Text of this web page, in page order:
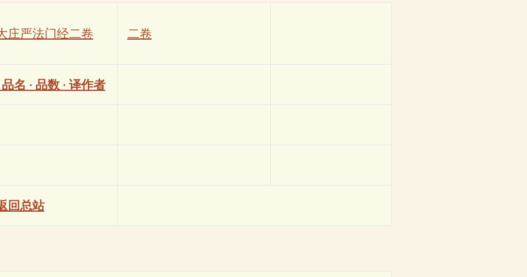
庄严法门经二卷 二卷
品名 · 品数 · 译作者
回总站